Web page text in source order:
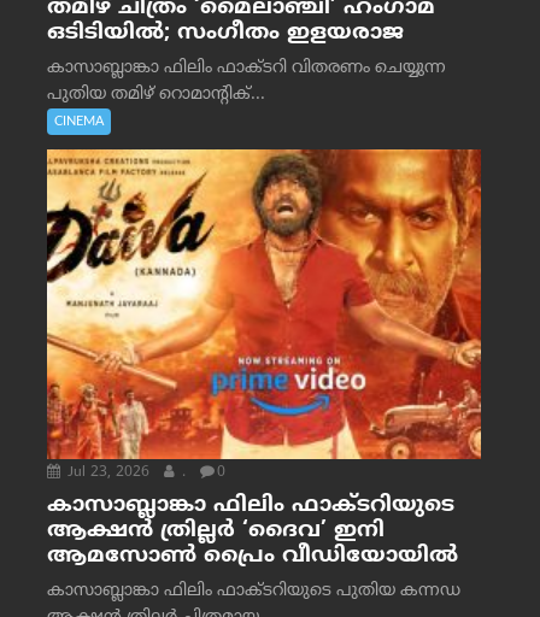
തമിഴ് ചിത്രം ‘മൈലാഞ്ചി’ ഹംഗാമ
ഒടിടിയിൽ; സംഗീതം ഇളയരാജ
കാസാബ്ലാങ്കാ ഫിലിം ഫാക്ടറി വിതരണം ചെയ്യുന്ന
പുതിയ തമിഴ് റൊമാന്റിക്...
CINEMA
Jul 23, 2026 . 0
കാസാബ്ലാങ്കാ ഫിലിം ഫാക്ടറിയുടെ
ആക്ഷൻ ത്രില്ലർ ‘ദൈവ’ ഇനി
ആമസോൺ പ്രൈം വീഡിയോയിൽ
കാസാബ്ലാങ്കാ ഫിലിം ഫാക്ടറിയുടെ പുതിയ കന്നഡ